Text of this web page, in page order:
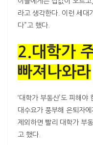
라고 생각한다. 이런 세대
다”고 했다.
2.대학가
빠져나와라
‘대학가 부동산’도 피해야
대수요가 풍부해 은퇴자
제외하면 빨리 대학가 부
고 했다.